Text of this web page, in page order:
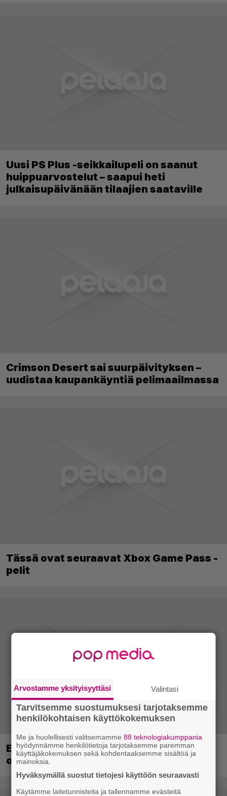
Uusi PS Plus -seikkailupeli on saanut
huippuarvostelut – saapui heti
julkaisupäivänään tilaajien saataville
Crimson Desert sai suurpäivityksen –
uudistaa kaupankäyntiä pelimaailmassa
Tässä ovat seuraavat Xbox Game Pass -
pelit
EA myytiin Saudi-Arabiaan – yhtiöltä
odotetaan massairtisanomisia
Arvostamme yksityisyyttäsi Valintasi
Tarvitsemme suostumuksesi tarjotaksemme
henkilökohtaisen käyttökokemuksen
Me ja huolellisesti valitsemamme88 teknologiakumppania
hyödynnämme henkilötietoja tarjotaksemme paremman
käyttäjäkokemuksen sekä kohdentaaksemme sisältöä ja
mainoksia.
Hyväksymällä suostut tietojesi käyttöön seuraavasti
Käytämme laitetunnisteita ja tallennamme evästeitä